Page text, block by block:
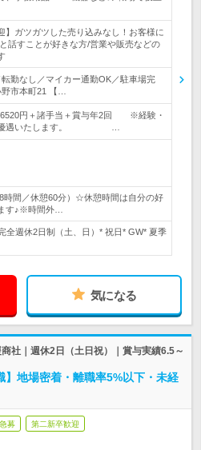
】ガツガツした売り込みなし！お客様に
話すことが好きな方/営業や販売などの
転勤なし／マイカー通勤OK／駐車場完
市本町21 【…
6520円＋諸手当＋賞与年2回 ※経験・
し優遇いたします。 …
時間／休憩60分）☆休憩時間は自分の好
す♪※時間外…
全週休2日制（土、日）* 祝日* GW* 夏季
気になる
社｜週休2日（土日祝）｜賞与実績6.5～
】地場密着・離職率5%以下・未経
急募 第二新卒歓迎